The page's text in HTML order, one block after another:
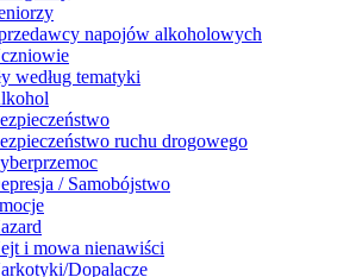
napojów alkoholowych
według tematyki
ruchu drogowego
/ Samobójstwo
i mowa nienawiści
Dopalacze